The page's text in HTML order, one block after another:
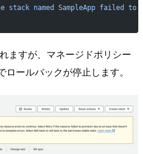
stack named SampleApp failed to
ますが、マネージドポリシー
ールバックが停止します。